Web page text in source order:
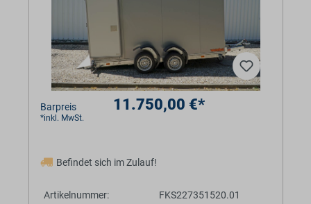
Barpreis 11.750,00 €*
*inkl. MwSt.
Befindet sich im Zulauf!
Artikelnummer:
FKS227351520.01